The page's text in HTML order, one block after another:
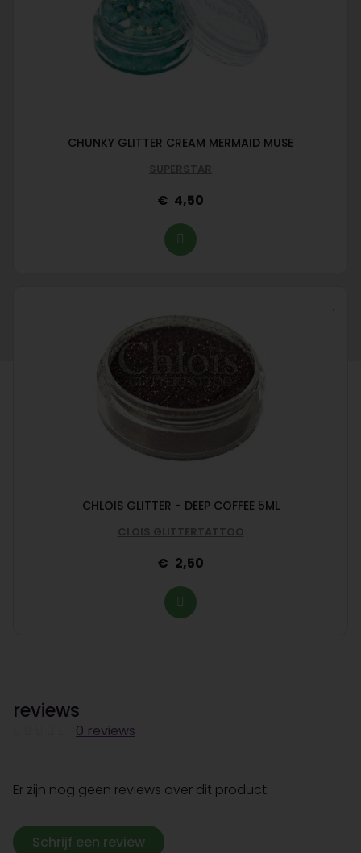
CHUNKY GLITTER CREAM MERMAID MUSE
SUPERSTAR
4,50
CHLOIS GLITTER - DEEP COFFEE 5ML
CLOIS GLITTERTATTOO
2,50
reviews
0 reviews
Er zijn nog geen reviews over dit product.
Schrijf een review